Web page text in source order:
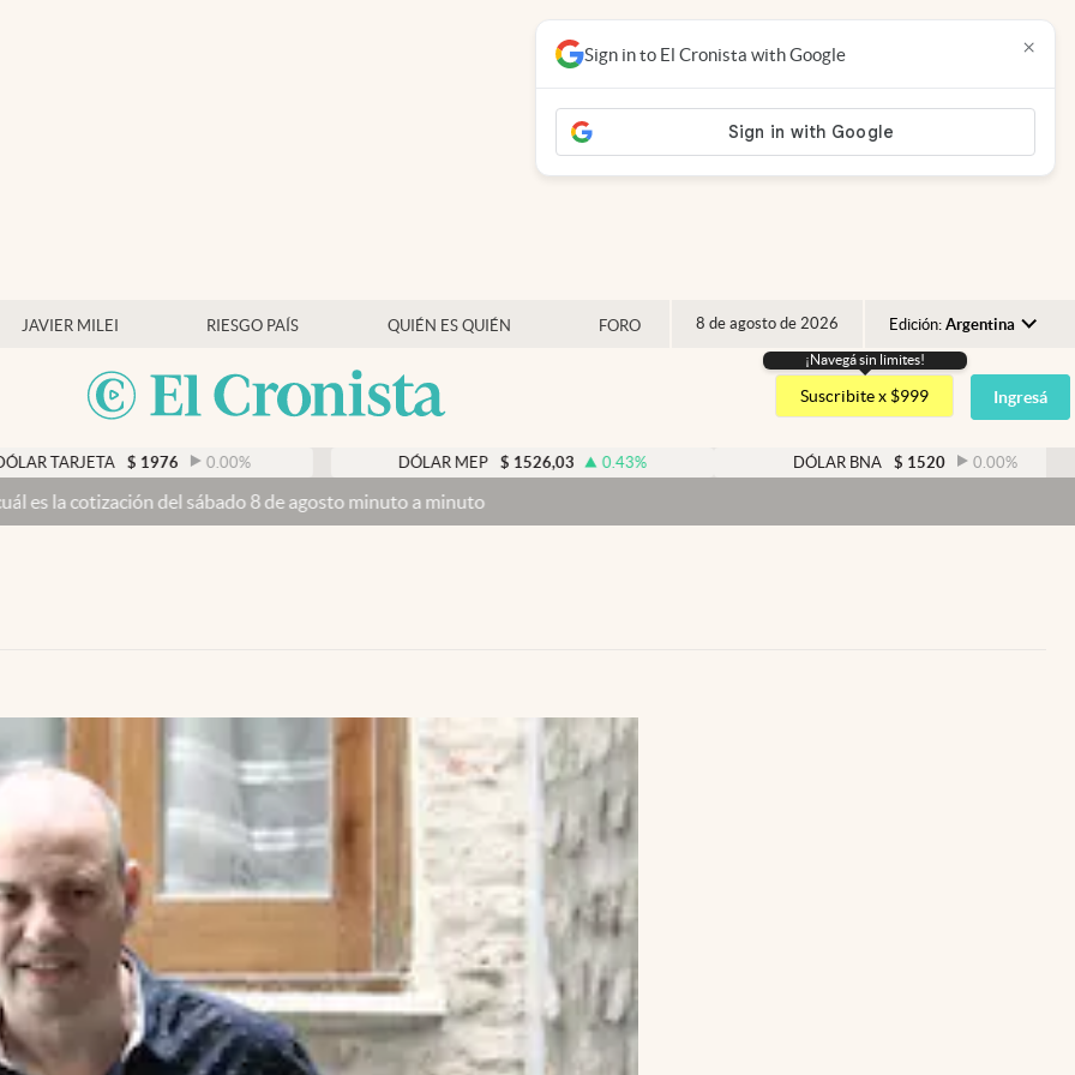
JAVIER MILEI RIESGO PAÍS QUIÉN ES QUIÉN FORO 8 de agosto de 2026 Edición: Argentina
Argentina
España
USA
¡Navegá sin limites!
Suscribite x $999 Ingresá
$ 1976 0.00 % DÓLAR MEP $ 1526,03 0.43 % DÓLAR BNA $ 1520 0.00 %
del sábado 8 de agosto minuto a minuto
Sign in to El Cronista with Google ×